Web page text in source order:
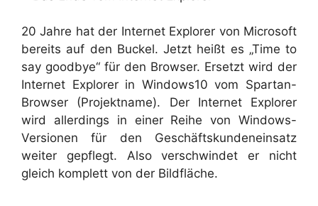
20 Jahre hat der Internet Explorer von Microsoft
bereits auf den Buckel. Jetzt heißt es „Time to
say goodbye“ für den Browser. Ersetzt wird der
Internet Explorer in Windows10 vom Spartan-
Browser (Projektname). Der Internet Explorer
wird allerdings in einer Reihe von Windows-
Versionen für den Geschäftskundeneinsatz
weiter gepflegt. Also verschwindet er nicht
gleich komplett von der Bildfläche.